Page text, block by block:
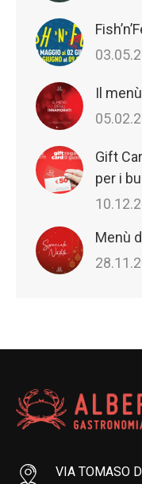
Il
Gift
per i
Menù
VIA TOMASO